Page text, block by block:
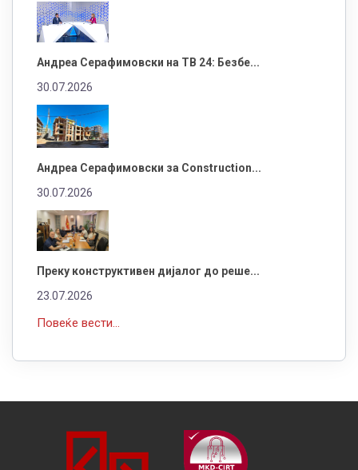
Андреа Серафимовски на ТВ 24: Безбе...
30.07.2026
Андреа Серафимовски за Construction...
30.07.2026
Преку конструктивен дијалог до реше...
23.07.2026
Повеќе вести...